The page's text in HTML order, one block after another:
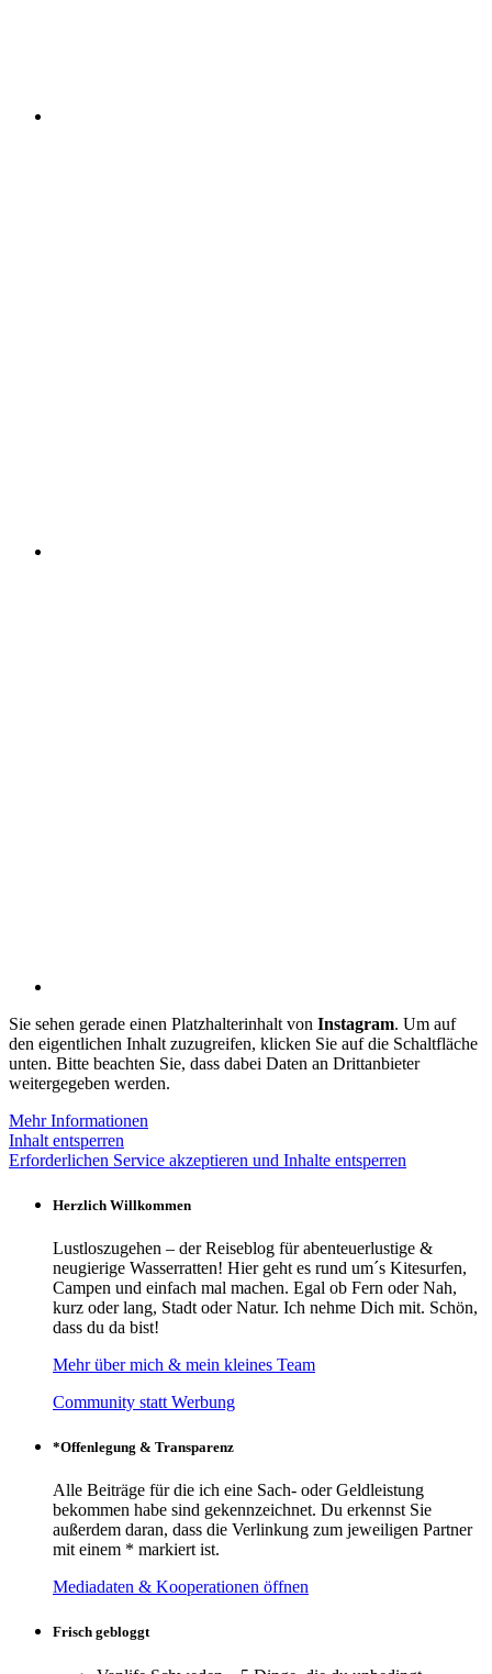
Sie sehen gerade einen Platzhalterinhalt von Instagram. Um auf
den eigentlichen Inhalt zuzugreifen, klicken Sie auf die Schaltfläche
unten. Bitte beachten Sie, dass dabei Daten an Drittanbieter
weitergegeben werden.
Mehr Informationen
Inhalt entsperren
Erforderlichen Service akzeptieren und Inhalte entsperren
Herzlich Willkommen
Lustloszugehen – der Reiseblog für abenteuerlustige &
neugierige Wasserratten! Hier geht es rund um´s Kitesurfen,
Campen und einfach mal machen. Egal ob Fern oder Nah,
kurz oder lang, Stadt oder Natur. Ich nehme Dich mit. Schön,
dass du da bist!
Mehr über mich & mein kleines Team
Community statt Werbung
*Offenlegung & Transparenz
Alle Beiträge für die ich eine Sach- oder Geldleistung
bekommen habe sind gekennzeichnet. Du erkennst Sie
außerdem daran, dass die Verlinkung zum jeweiligen Partner
mit einem * markiert ist.
Mediadaten & Kooperationen öffnen
Frisch gebloggt